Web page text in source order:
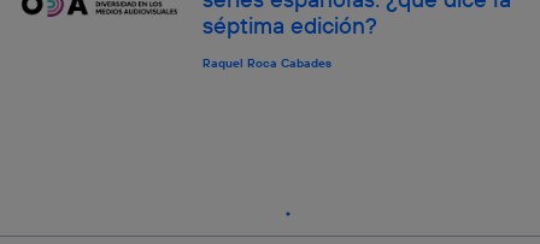
séptima edición?
Raquel Roca Cabades